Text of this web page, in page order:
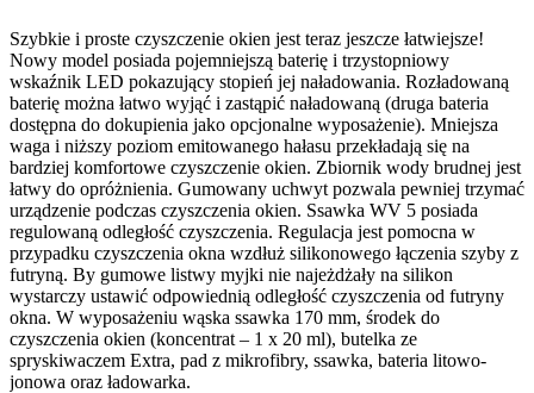
Szybkie i proste czyszczenie okien jest teraz jeszcze łatwiejsze!
Nowy model posiada pojemniejszą baterię i trzystopniowy
wskaźnik LED pokazujący stopień jej naładowania. Rozładowaną
baterię można łatwo wyjąć i zastąpić naładowaną (druga bateria
dostępna do dokupienia jako opcjonalne wyposażenie). Mniejsza
waga i niższy poziom emitowanego hałasu przekładają się na
bardziej komfortowe czyszczenie okien. Zbiornik wody brudnej jest
łatwy do opróżnienia. Gumowany uchwyt pozwala pewniej trzymać
urządzenie podczas czyszczenia okien. Ssawka WV 5 posiada
regulowaną odległość czyszczenia. Regulacja jest pomocna w
przypadku czyszczenia okna wzdłuż silikonowego łączenia szyby z
futryną. By gumowe listwy myjki nie najeżdżały na silikon
wystarczy ustawić odpowiednią odległość czyszczenia od futryny
okna. W wyposażeniu wąska ssawka 170 mm, środek do
czyszczenia okien (koncentrat – 1 x 20 ml), butelka ze
spryskiwaczem Extra, pad z mikrofibry, ssawka, bateria litowo-
jonowa oraz ładowarka.